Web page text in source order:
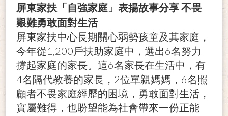
屏東家扶「自強家庭」表揚故事分享 不畏
艱難勇敢面對生活
屏東家扶中心長期關心弱勢孩童及其家庭，
今年從1,200戶扶助家庭中，選出6名努力
撐起家庭的家長。這6名家長在生活中，有
4名隔代教養的家長， 2位單親媽媽， 6名照
顧者不畏家庭經歷的困境，勇敢面對生活，
實屬難得，也盼望能為社會帶來一份正能